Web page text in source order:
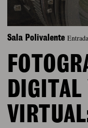
Sala Polivalente